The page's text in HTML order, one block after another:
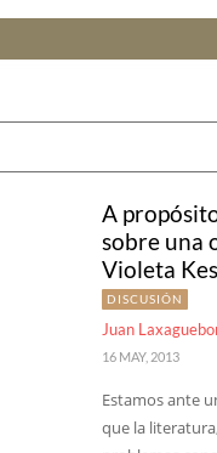
A
sobre una
Violeta
DISCUSIÓN
Juan
16 MAY, 2013
Estamos ante
que la